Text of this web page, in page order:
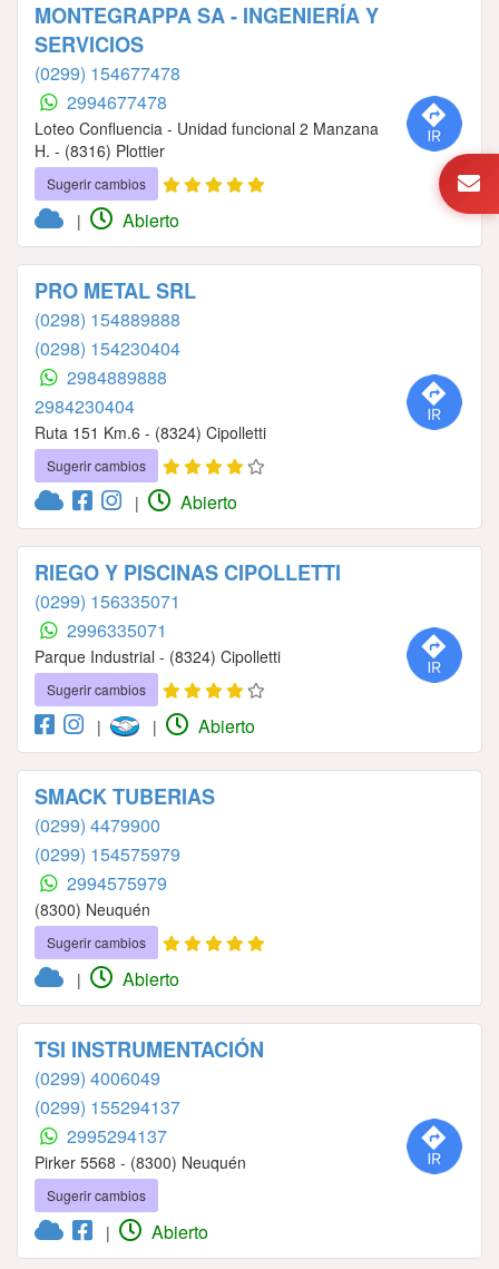
MONTEGRAPPA SA - INGENIERÍA Y
SERVICIOS
(0299) 154677478
2994677478
Loteo Confluencia - Unidad funcional 2 Manzana
H. - (8316) Plottier
Sugerir cambios
| Abierto
PRO METAL SRL
(0298) 154889888
(0298) 154230404
2984889888
2984230404
Ruta 151 Km.6 - (8324) Cipolletti
Sugerir cambios
| Abierto
RIEGO Y PISCINAS CIPOLLETTI
(0299) 156335071
2996335071
Parque Industrial - (8324) Cipolletti
Sugerir cambios
| | Abierto
SMACK TUBERIAS
(0299) 4479900
(0299) 154575979
2994575979
(8300) Neuquén
Sugerir cambios
| Abierto
TSI INSTRUMENTACIÓN
(0299) 4006049
(0299) 155294137
2995294137
Pirker 5568 - (8300) Neuquén
Sugerir cambios
| Abierto